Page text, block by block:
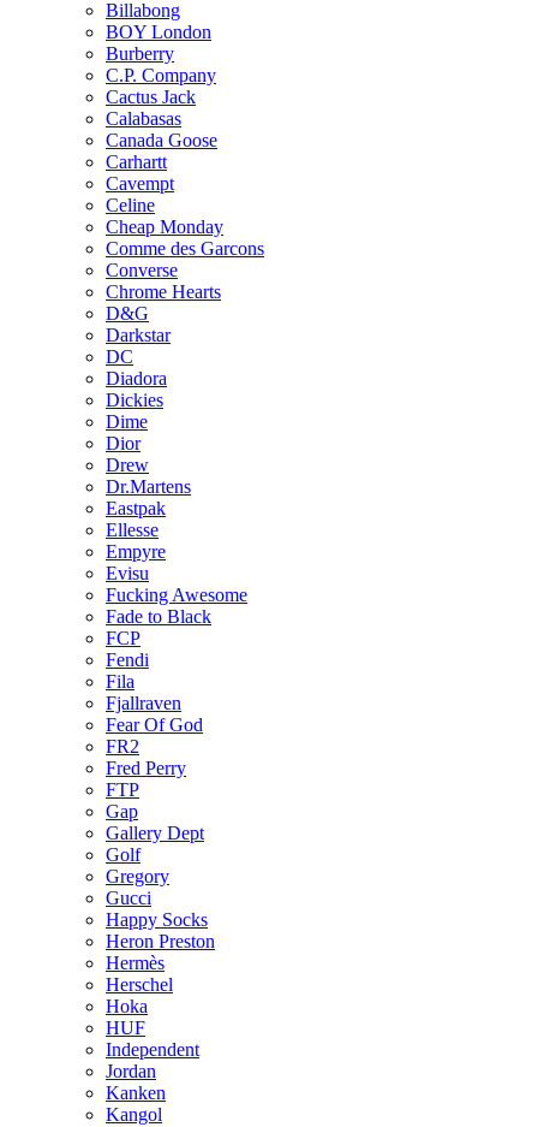
Billabong
BOY London
Burberry
C.P. Company
Cactus Jack
Calabasas
Canada Goose
Carhartt
Cavempt
Celine
Cheap Monday
Comme des Garcons
Converse
Chrome Hearts
D&G
Darkstar
DC
Diadora
Dickies
Dime
Dior
Drew
Dr.Martens
Eastpak
Ellesse
Empyre
Evisu
Fucking Awesome
Fade to Black
FCP
Fendi
Fila
Fjallraven
Fear Of God
FR2
Fred Perry
FTP
Gap
Gallery Dept
Golf
Gregory
Gucci
Happy Socks
Heron Preston
Hermès
Hersсhel
Hoka
HUF
Independent
Jordan
Kanken
Kangol